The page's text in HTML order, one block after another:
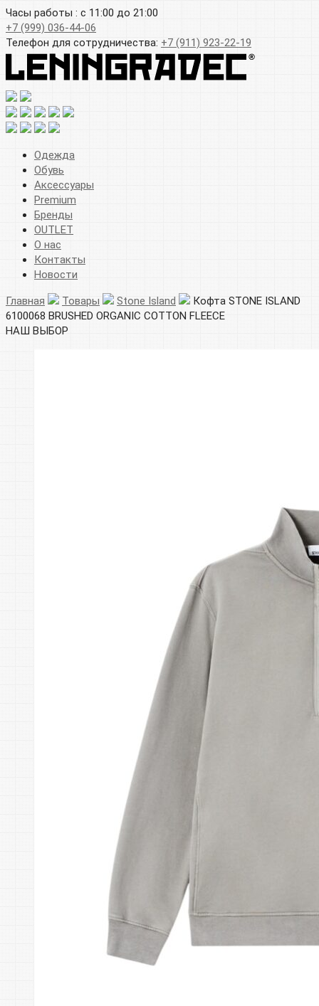
Часы работы : с 11:00 до 21:00
+7 (999) 036-44-06
Телефон для сотрудничества: +7 (911) 923-22-19
Одежда
Обувь
Аксессуары
Premium
Бренды
OUTLET
О нас
Контакты
Новости
Главная Товары Stone Island
Кофта STONE ISLAND
6100068 BRUSHED ORGANIC COTTON FLEECE
НАШ ВЫБОР